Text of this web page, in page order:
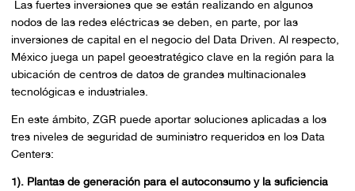
Las fuertes inversiones que se están realizando en algunos
nodos de las redes eléctricas se deben, en parte, por las
inversiones de capital en el negocio del Data Driven. Al respecto,
México juega un papel geoestratégico clave en la región para la
ubicación de centros de datos de grandes multinacionales
tecnológicas e industriales.
En este ámbito, ZGR puede aportar soluciones aplicadas a los
tres niveles de seguridad de suministro requeridos en los Data
Centers:
1). Plantas de generación para el autoconsumo y la suficiencia